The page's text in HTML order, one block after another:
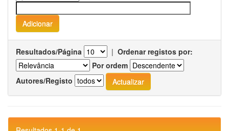
Resultados/Página | Ordenar registos por:
Por ordem
Autores/Registo